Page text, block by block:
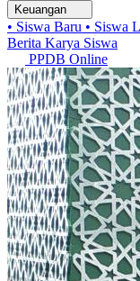
Keuangan
• Siswa Baru • Siswa
Berita Karya Siswa
PPDB Online